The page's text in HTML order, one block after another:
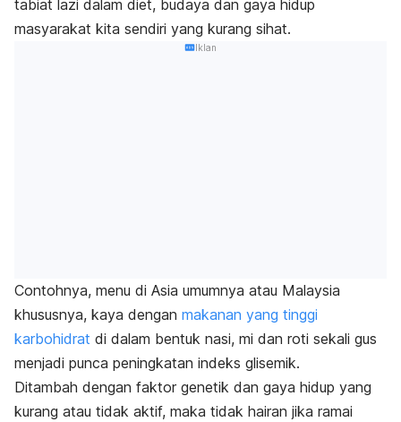
tabiat lazi dalam diet, budaya dan gaya hidup
masyarakat kita sendiri yang kurang sihat.
Iklan
Contohnya, menu di Asia umumnya atau Malaysia
khususnya, kaya dengan makanan yang tinggi
karbohidrat di dalam bentuk nasi, mi dan roti sekali gus
menjadi punca peningkatan indeks glisemik.
Ditambah dengan faktor genetik dan gaya hidup yang
kurang atau tidak aktif, maka tidak hairan jika ramai